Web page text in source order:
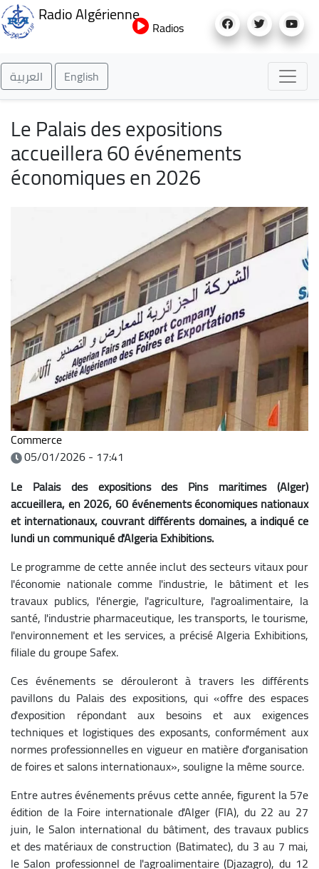
au
Radio Algérienne
Radios
العربية English
Le Palais des expositions
accueillera 60 événements
économiques en 2026
Commerce
05/01/2026 - 17:41
Le Palais des expositions des Pins maritimes (Alger)
accueillera, en 2026, 60 événements économiques nationaux
et internationaux, couvrant différents domaines, a indiqué ce
lundi un communiqué d'Algeria Exhibitions.
Le programme de cette année inclut des secteurs vitaux pour
l'économie nationale comme l'industrie, le bâtiment et les
travaux publics, l'énergie, l'agriculture, l'agroalimentaire, la
santé, l'industrie pharmaceutique, les transports, le tourisme,
l'environnement et les services, a précisé Algeria Exhibitions,
filiale du groupe Safex.
Ces événements se dérouleront à travers les différents
pavillons du Palais des expositions, qui «offre des espaces
d'exposition répondant aux besoins et aux exigences
techniques et logistiques des exposants, conformément aux
normes professionnelles en vigueur en matière d'organisation
de foires et salons internationaux», souligne la même source.
Entre autres événements prévus cette année, figurent la 57e
édition de la Foire internationale d'Alger (FIA), du 22 au 27
juin, le Salon international du bâtiment, des travaux publics
et des matériaux de construction (Batimatec), du 3 au 7 mai,
le Salon professionnel de l'agroalimentaire (Djazagro), du 12